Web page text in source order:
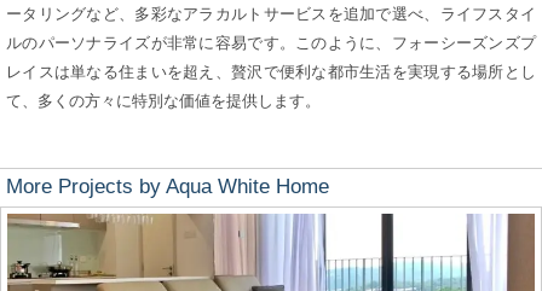
ータリングなど、多彩なアラカルトサービスを追加で選べ、ライフスタイ
ルのパーソナライズが非常に容易です。このように、フォーシーズンズプ
レイスは単なる住まいを超え、贅沢で便利な都市生活を実現する場所とし
て、多くの方々に特別な価値を提供します。
More Projects by Aqua White Home